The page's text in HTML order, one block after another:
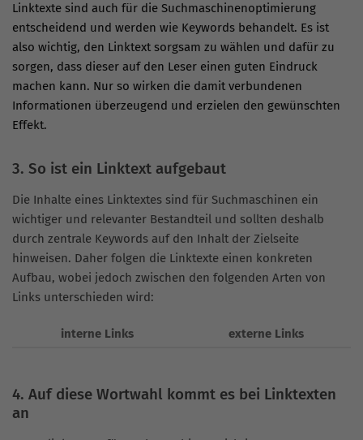
Linktexte sind auch für die Suchmaschinenoptimierung
entscheidend und werden wie Keywords behandelt. Es ist
also wichtig, den Linktext sorgsam zu wählen und dafür zu
sorgen, dass dieser auf den Leser einen guten Eindruck
machen kann. Nur so wirken die damit verbundenen
Informationen überzeugend und erzielen den gewünschten
Effekt.
3. So ist ein Linktext aufgebaut
Die Inhalte eines Linktextes sind für Suchmaschinen ein
wichtiger und relevanter Bestandteil und sollten deshalb
durch zentrale Keywords auf den Inhalt der Zielseite
hinweisen. Daher folgen die Linktexte einen konkreten
Aufbau, wobei jedoch zwischen den folgenden Arten von
Links unterschieden wird:
interne Links externe Links
4. Auf diese Wortwahl kommt es bei Linktexten
an